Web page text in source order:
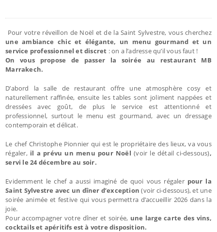
Pour votre réveillon de Noël et de la Saint Sylvestre, vous cherchez
une ambiance chic et élégante, un menu gourmand et un
service professionnel et discret : on a l’adresse qu’il vous faut !
On vous propose de passer la soirée au restaurant MB
Marrakech.
D’abord la salle de restaurant offre une atmosphère cosy et
naturellement raffinée, ensuite les tables sont joliment nappées et
dressées avec goût, de plus le service est attentionné et
professionnel, surtout le menu est gourmand, avec un dressage
contemporain et délicat.
Le chef Christophe Pionnier qui est le propriétaire des lieux, va vous
régaler, il a prévu un menu pour Noël(voir le détail ci-dessous),
servi le 24 décembre au soir.
Evidemment le chef a aussi imaginé de quoi vous régaler pour la
Saint Sylvestre avec un dîner d’exception (voir ci-dessous), et une
soirée animée et festive qui vous permettra d’accueillir 2026 dans la
joie.
Pour accompagner votre dîner et soirée, une large carte des vins,
cocktails et apéritifs est à votre disposition.